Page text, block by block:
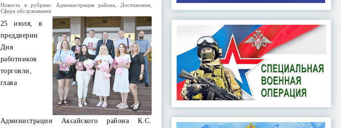
Новость в рубрике: Администрация района Достижения,
Сфера обслуживания
25 июля, в
преддверии
Дня
работников
торговли,
глава
Администрации Аксайского района К.С.